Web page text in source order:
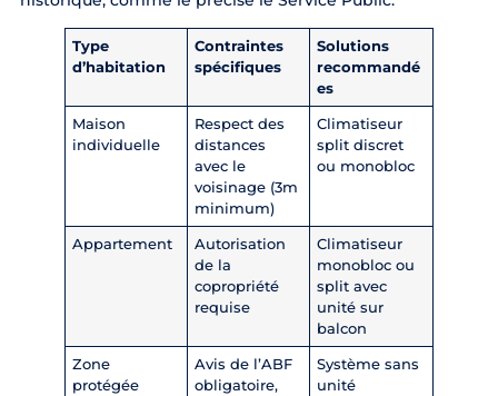
Type
d’habitation
Contraintes
spécifiques
Solutions
recommandé
es
Maison
individuelle
Respect des
distances
avec le
voisinage (3m
minimum)
Climatiseur
split discret
ou monobloc
Appartement
Autorisation
de la
copropriété
requise
Climatiseur
monobloc ou
split avec
unité sur
balcon
Zone
protégée
Avis de l’ABF
obligatoire,
Système sans
unité